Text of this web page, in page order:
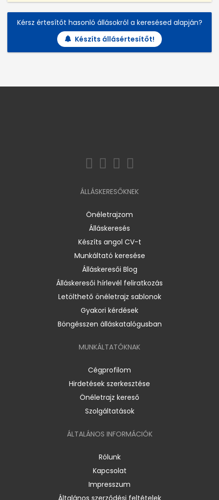
Kérsz értesítőt hasonló állásokról a keresésed alapján?
Készíts állásértesítőt!
ÁLLÁSKERESŐKNEK
Önéletrajzom
Álláskeresés
Készíts angol CV-t
Munkáltató keresése
Álláskeresői Blog
Álláskeresői hírlevél feliratkozás
Letölthető önéletrajz sablonok
Gyakori kérdések
Böngésszen álláskatalógusban
MUNKÁLTATÓKNAK
Cégprofilom
Hirdetések szerkesztése
Önéletrajz kereső
Szolgáltatások
ÁLTALÁNOS INFORMÁCIÓK
Rólunk
Kapcsolat
Impresszum
Általános szerződési feltételek